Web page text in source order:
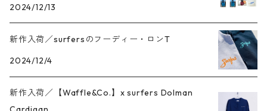
2024/12/13
新作入荷／surfersのフーディー・ロンT
2024/12/4
新作入荷／【Waffle&Co.】x surfers Dolman